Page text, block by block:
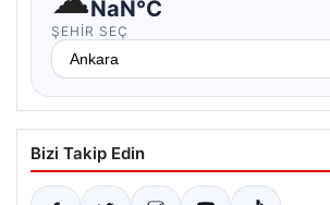
NaN°C
ŞEHIR SEÇ
Bizi Takip Edin